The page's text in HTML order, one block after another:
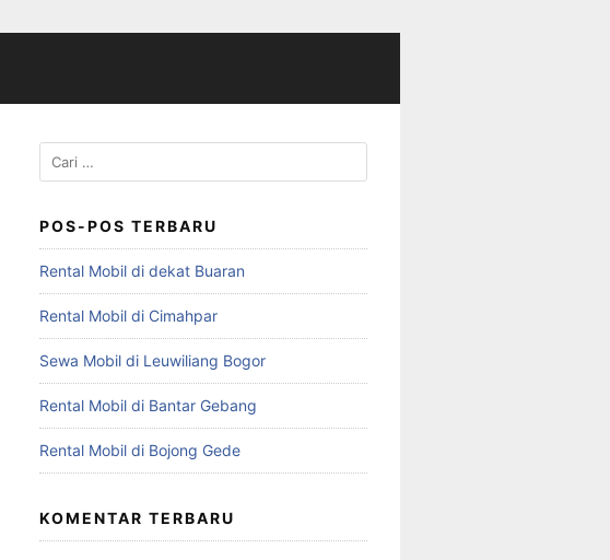
Cari
untuk:
POS-POS TERBARU
Rental Mobil di dekat Buaran
Rental Mobil di Cimahpar
Sewa Mobil di Leuwiliang Bogor
Rental Mobil di Bantar Gebang
Rental Mobil di Bojong Gede
KOMENTAR TERBARU